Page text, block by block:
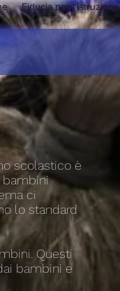
Fiducia per l'istruzione
scolastico è
bambini
ci
lo standard
Questi
bambini e